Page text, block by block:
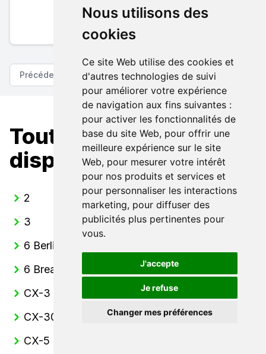
Nous utilisons des
cookies
Ce site Web utilise des cookies et
d'autres technologies de suivi
pour améliorer votre expérience
de navigation aux fins suivantes :
pour activer les fonctionnalités de
base du site Web, pour offrir une
meilleure expérience sur le site
Web, pour mesurer votre intérêt
pour nos produits et services et
pour personnaliser les interactions
marketing, pour diffuser des
publicités plus pertinentes pour
vous.
J'accepte
Je refuse
Changer mes préférences
Pack essentiel inclus
En savoir plus sur nos tarifs
Précédent Suivant
Toutes nos Mazda
disponibles
2
3
6 Berline
6 Break
CX-3
CX-30
CX-5